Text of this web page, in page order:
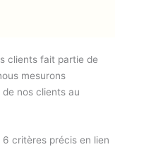
clients fait partie de
mesurons
nos clients au
6 critères précis en lien